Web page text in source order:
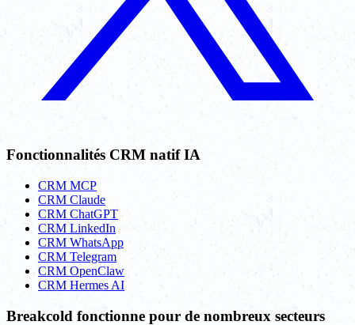
Fonctionnalités CRM natif IA
CRM MCP
CRM Claude
CRM ChatGPT
CRM LinkedIn
CRM WhatsApp
CRM Telegram
CRM OpenClaw
CRM Hermes AI
Breakcold fonctionne pour de nombreux secteurs